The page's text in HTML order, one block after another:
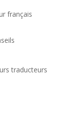
français
traducteurs